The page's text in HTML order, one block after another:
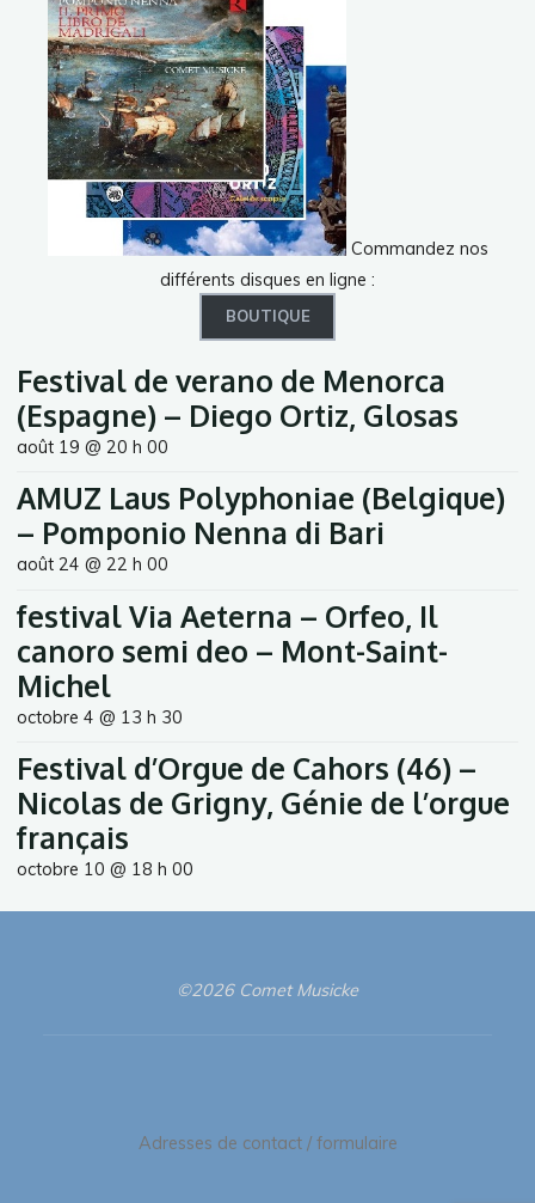
Commandez nos
différents disques en ligne :
BOUTIQUE
Festival de verano de Menorca
(Espagne) – Diego Ortiz, Glosas
août 19 @ 20 h 00
AMUZ Laus Polyphoniae (Belgique)
– Pomponio Nenna di Bari
août 24 @ 22 h 00
festival Via Aeterna – Orfeo, Il
canoro semi deo – Mont-Saint-
Michel
octobre 4 @ 13 h 30
Festival d’Orgue de Cahors (46) –
Nicolas de Grigny, Génie de l’orgue
français
octobre 10 @ 18 h 00
©2026 Comet Musicke
Adresses de contact / formulaire